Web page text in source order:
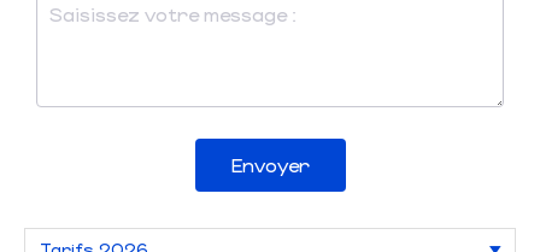
Envoyer